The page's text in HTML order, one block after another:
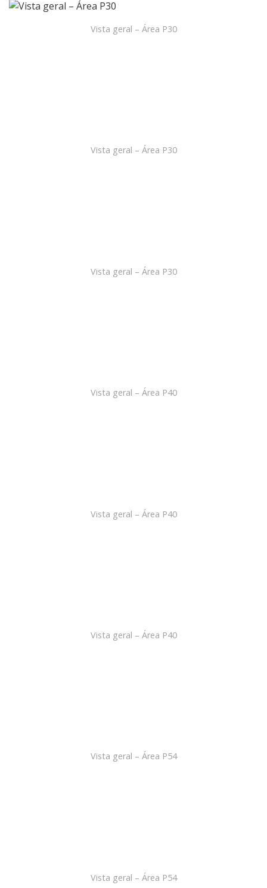
Vista geral – Área P30
Vista geral – Área P30
Vista geral – Área P30
Vista geral – Área P40
Vista geral – Área P40
Vista geral – Área P40
Vista geral – Área P54
Vista geral – Área P54